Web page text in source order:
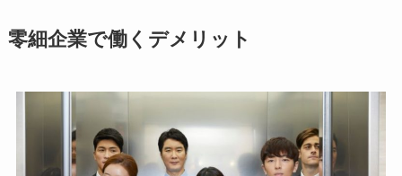
零細企業で働くデメリット